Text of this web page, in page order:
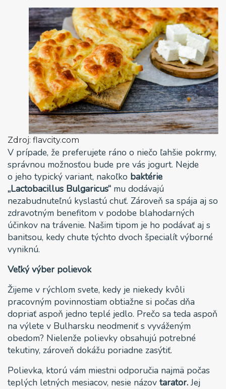
Zdroj: flavcity.com
V prípade, že preferujete ráno o niečo ľahšie pokrmy,
správnou možnosťou bude pre vás jogurt. Nejde
o jeho typický variant, nakoľko baktérie
„Lactobacillus Bulgaricus“ mu dodávajú
nezabudnuteľnú kyslastú chuť. Zároveň sa spája aj so
zdravotným benefitom v podobe blahodarných
účinkov na trávenie. Našim tipom je ho podávať aj s
banitsou, kedy chute týchto dvoch špecialít výborné
vyniknú.
Veľký výber polievok
Žijeme v rýchlom svete, kedy je niekedy kvôli
pracovným povinnostiam obtiažne si počas dňa
dopriať aspoň jedno teplé jedlo. Prečo sa teda aspoň
na výlete v Bulharsku neodmeniť s vyváženým
obedom? Nielenže polievky obsahujú potrebné
tekutiny, zároveň dokážu poriadne zasýtiť.
Polievka, ktorú vám miestni odporučia najmä počas
teplých letných mesiacov, nesie názov tarator.Jej